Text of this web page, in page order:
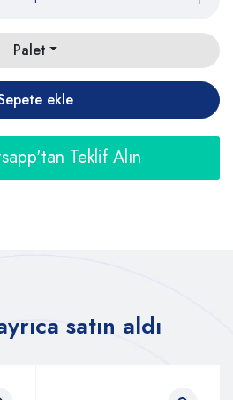
Palet
ekle
Teklif Alın
satın aldı